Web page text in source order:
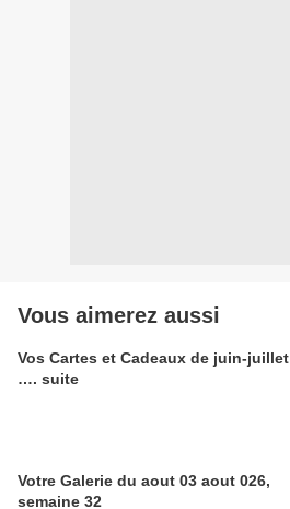
Vous aimerez aussi
Vos Cartes et Cadeaux de juin-juillet
…. suite
Votre Galerie du aout 03 aout 026,
semaine 32